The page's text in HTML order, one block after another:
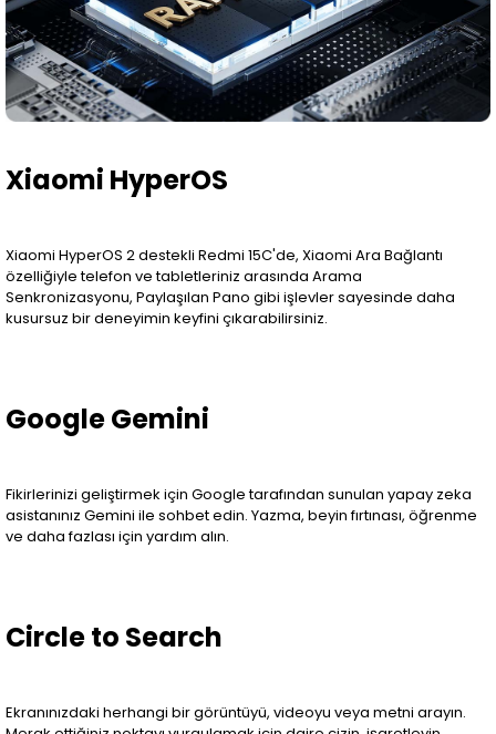
Xiaomi HyperOS
Xiaomi HyperOS 2 destekli Redmi 15C'de, Xiaomi Ara Bağlantı
özelliğiyle telefon ve tabletleriniz arasında Arama
Senkronizasyonu, Paylaşılan Pano gibi işlevler sayesinde daha
kusursuz bir deneyimin keyfini çıkarabilirsiniz.
Google Gemini
Fikirlerinizi geliştirmek için Google tarafından sunulan yapay zeka
asistanınız Gemini ile sohbet edin. Yazma, beyin fırtınası, öğrenme
ve daha fazlası için yardım alın.
Circle to Search
Ekranınızdaki herhangi bir görüntüyü, videoyu veya metni arayın.